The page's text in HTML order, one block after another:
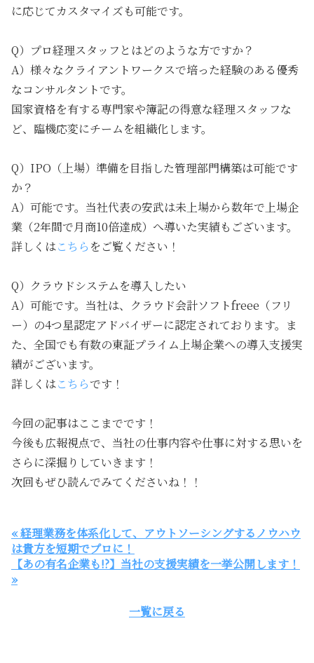
に応じてカスタマイズも可能です。
Q）プロ経理スタッフとはどのような方ですか？
A）様々なクライアントワークスで培った経験のある優秀
なコンサルタントです。
国家資格を有する専門家や簿記の得意な経理スタッフな
ど、臨機応変にチームを組織化します。
Q）IPO（上場）準備を目指した管理部門構築は可能です
か？
A）可能です。当社代表の安武は未上場から数年で上場企
業（2年間で月商10倍達成）へ導いた実績もございます。
詳しくはこちら をご覧ください！
Q）クラウドシステムを導入したい
A）可能です。当社は、クラウド会計ソフトfreee（フリ
ー）の4つ星認定アドバイザーに認定されております。ま
た、全国でも有数の東証プライム上場企業への導入支援実
績がございます。
詳しくはこちらです！
今回の記事はここまでです！
今後も広報視点で、当社の仕事内容や仕事に対する思いを
さらに深掘りしていきます！
次回もぜひ読んでみてくださいね！！
« 経理業務を体系化して、アウトソーシングするノウハウ
は貴方を短期でプロに！
【あの有名企業も!?】当社の支援実績を一挙公開します！
»
一覧に戻る